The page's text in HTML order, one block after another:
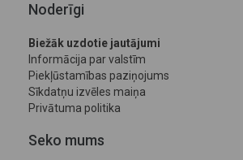
Noderīgi
Biežāk uzdotie jautājumi
Informācija par valstīm
Piekļūstamības paziņojums
Sīkdatņu izvēles maiņa
Privātuma politika
Seko mums